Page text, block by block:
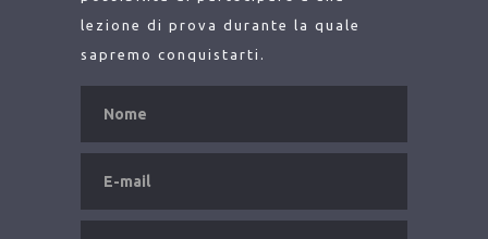
lezione di prova durante la quale
sapremo conquistarti.